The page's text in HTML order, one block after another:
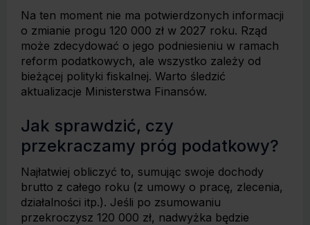
Na ten moment nie ma potwierdzonych informacji
o zmianie progu 120 000 zł w 2027 roku. Rząd
może zdecydować o jego podniesieniu w ramach
reform podatkowych, ale wszystko zależy od
bieżącej polityki fiskalnej. Warto śledzić
aktualizacje Ministerstwa Finansów.
Jak sprawdzić, czy
przekraczamy próg podatkowy?
Najłatwiej obliczyć to, sumując swoje dochody
brutto z całego roku (z umowy o pracę, zlecenia,
działalności itp.). Jeśli po zsumowaniu
przekroczysz 120 000 zł, nadwyżka będzie